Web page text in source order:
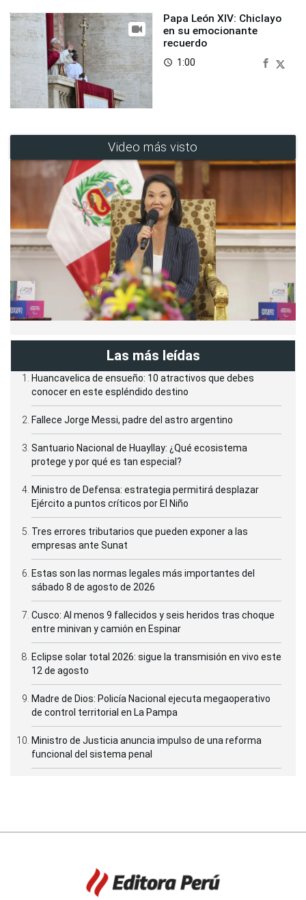
Papa León XIV: Chiclayo
en su emocionante
recuerdo
access_time 1:00
Video más visto
Las más leídas
Huancavelica de ensueño: 10 atractivos que debes
conocer en este espléndido destino
Fallece Jorge Messi, padre del astro argentino
Santuario Nacional de Huayllay: ¿Qué ecosistema
protege y por qué es tan especial?
Ministro de Defensa: estrategia permitirá desplazar
Ejército a puntos críticos por El Niño
Tres errores tributarios que pueden exponer a las
empresas ante Sunat
Estas son las normas legales más importantes del
sábado 8 de agosto de 2026
Cusco: Al menos 9 fallecidos y seis heridos tras choque
entre minivan y camión en Espinar
Eclipse solar total 2026: sigue la transmisión en vivo este
12 de agosto
Madre de Dios: Policía Nacional ejecuta megaoperativo
de control territorial en La Pampa
Ministro de Justicia anuncia impulso de una reforma
funcional del sistema penal